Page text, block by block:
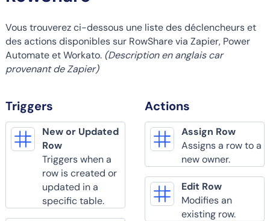
Vous trouverez ci-dessous une liste des déclencheurs et
des actions disponibles sur RowShare via Zapier, Power
Automate et Workato. (Description en anglais car
provenant de Zapier)
Triggers
New or Updated
Row
Triggers when a
row is created or
updated in a
specific table.
Actions
Assign Row
Assigns a row to a
new owner.
Edit Row
Modifies an
existing row.